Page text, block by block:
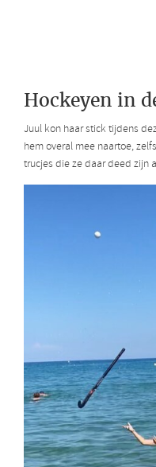
Hockeyen in
Juul kon haar stick tijdens
hem overal mee naartoe,
trucjes die ze daar deed zijn